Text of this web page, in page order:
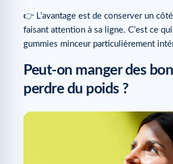
👉 L’avantage est de conserver un
faisant attention à sa ligne. C’est ce
gummies minceur particulièrement
Peut-on manger des
perdre du poids ?